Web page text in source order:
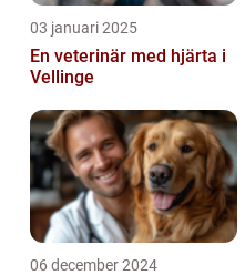
03 januari 2025
En veterinär med hjärta i
Vellinge
06 december 2024